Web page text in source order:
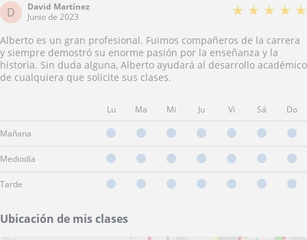
D
David Martínez
Junio de 2023
★ ★ ★ ★ ★
Alberto es un gran profesional. Fuimos compañeros de la carrera
y siempre demostró su enorme pasión por la enseñanza y la
historia. Sin duda alguna, Alberto ayudará al desarrollo académico
de cualquiera que solicite sus clases.
Lu Ma Mi Ju Vi Sá Do
Mañana
Mediodía
Tarde
Ubicación de mis clases